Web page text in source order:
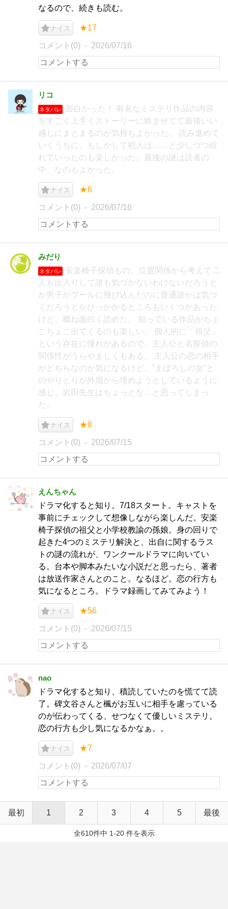
なるので、続きも読む。
ナイス ★17
コメント(0) 2026/07/16
リコ
ネタバレ
面白かった！ 有名なミステリ作品の内容
をすごく上手くストーリーに絡ませてて最後いい
感じにまとまるのが気持ちよかった。 読み進めて
いくうちに、もしかして犯人は……と少しづつ絞
れていったのも楽しかった。最後の謎は読者の
中、なのもよかった。
ナイス ★6
コメント(0) 2026/07/16
みだり
ネタバレ
安楽椅子探偵もの。位置関係から考えて二
人も出入りして誰も気づかないわけないだろうと
か男子がプールに飛び込んだのに普通誰かは気づ
くだろうとかひっかかるところもいくつかあった
けど、概ね面白く読めた。 知っている作品がちょ
こちょこ出てくるのも楽しい。 個人的に「祖父」
という存在に憧れがあるので、主人公と名探偵の
関係性がうらやましくもある。 主人公の恋の相手
がどちらなのか気になるけど、”まぼろしの女”と
のやりとりが外堀から埋めようとしているように
感じ、岩田先生はちょっとな…と思ってしまっ
た。
ナイス ★8
コメント(0) 2026/07/15
えんちゃん
ドラマ化すると知り。7/18スタート。キャストを
事前にチェックして想像しながら楽しんだ。安楽
椅子探偵の祖父と小学校教諭の孫娘。身の回りで
起きた4つのミステリ解決と、出自に関するラス
トの謎の流れが、ワンクールドラマに向いてい
る。台本や脚本みたいな小説だと思ったら、著者
は放送作家さんとのこと。なるほど。恋の行方も
気になるところ。ドラマ録画してみてみよう！
ナイス ★56
コメント(0) 2026/07/15
nao
ドラマ化すると知り、積読していたのを慌てて読
了。碑文谷さんと楓がお互いに相手を慮っている
のが伝わってくる、せつなくて優しいミステリ。
恋の行方も少し気になるかなぁ。。
ナイス ★7
コメント(0) 2026/07/07
最初 1 2 3 4 5 最後
全610件中 1-20 件を表示